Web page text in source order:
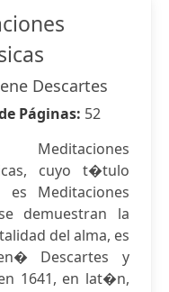
Descartes
Páginas: 52
cuyo t�tulo
es Meditaciones
demuestran la
del alma, es
Descartes y
1641, en lat�n,